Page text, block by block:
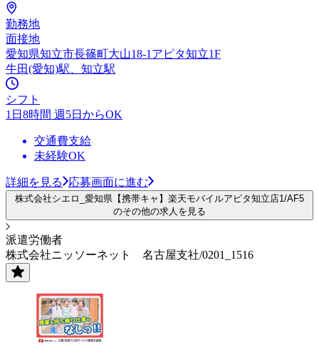
勤務地
面接地
愛知県知立市長篠町大山18-1アピタ知立1F
牛田(愛知)駅、知立駅
シフト
1日8時間 週5日からOK
交通費支給
未経験OK
詳細を見る 応募画面に進む
株式会社シエロ_愛知県【携帯キャ】楽天モバイルアピタ知立店1/AF5
のその他の求人を見る
派遣労働者
株式会社ニッソーネット 名古屋支社/0201_1516